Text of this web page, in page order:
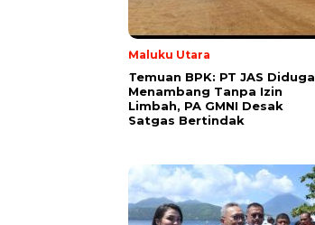
Maluku Utara
Temuan BPK: PT JAS Diduga
Menambang Tanpa Izin
Limbah, PA GMNI Desak
Satgas Bertindak